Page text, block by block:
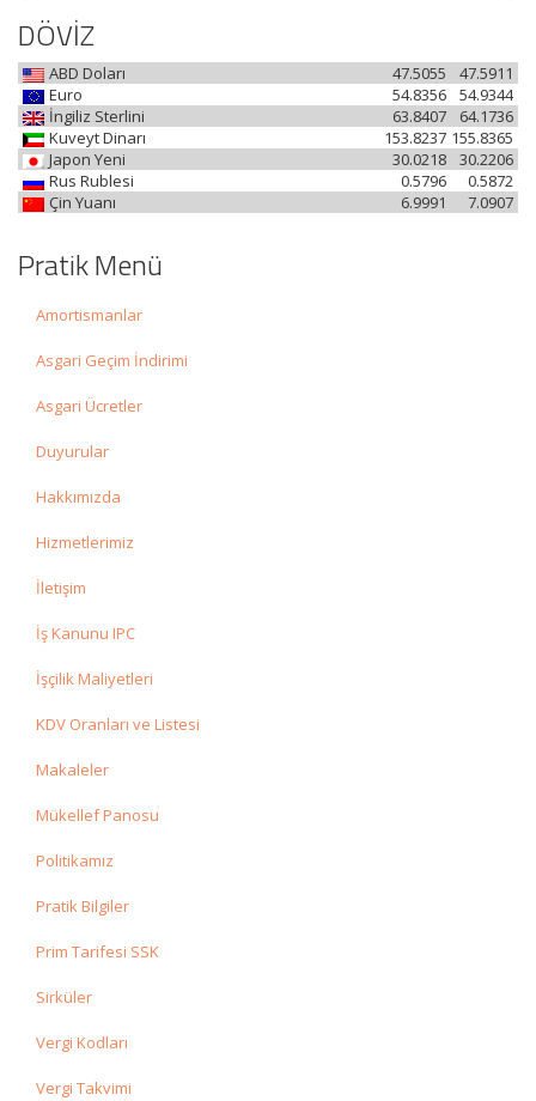
DÖVİZ
ABD Doları 47.5911
47.5055
Euro
54.9344
54.8356
İngiliz Sterlini
64.1736
63.8407
Kuveyt Dinarı
155.8365
153.8237
Japon Yeni
30.2206
30.0218
Rus Rublesi
0.5872
0.5796
Çin Yuanı
7.0907
6.9991
Pratik Menü
Amortismanlar
Asgari Geçim İndirimi
Asgari Ücretler
Duyurular
Hakkımızda
Hizmetlerimiz
İletişim
İş Kanunu IPC
İşçilik Maliyetleri
KDV Oranları ve Listesi
Makaleler
Mükellef Panosu
Politikamız
Pratik Bilgiler
Prim Tarifesi SSK
Sirküler
Vergi Kodları
Vergi Takvimi